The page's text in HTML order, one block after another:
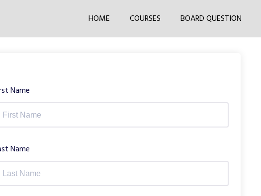
HOME COURSES BOARD QUESTION
Name
Name